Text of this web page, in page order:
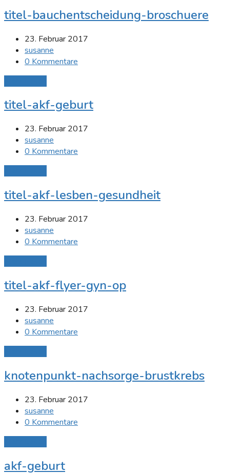
titel-bauchentscheidung-broschuere
23. Februar 2017
susanne
0 Kommentare
titel-akf-geburt
23. Februar 2017
susanne
0 Kommentare
titel-akf-lesben-gesundheit
23. Februar 2017
susanne
0 Kommentare
titel-akf-flyer-gyn-op
23. Februar 2017
susanne
0 Kommentare
knotenpunkt-nachsorge-brustkrebs
23. Februar 2017
susanne
0 Kommentare
akf-geburt